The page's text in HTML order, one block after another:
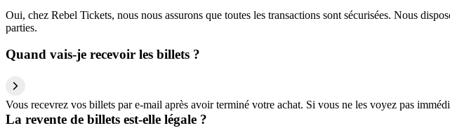
Oui, chez Rebel Tickets, nous nous assurons que toutes les transactions sont sécurisées. Nous
parties.
Quand vais-je recevoir les billets ?
Vous recevrez vos billets par e-mail après avoir terminé votre achat. Si vous ne les voyez pas
La revente de billets est-elle légale ?